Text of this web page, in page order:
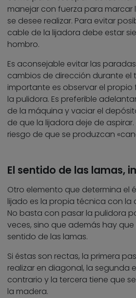
manejar con fuerza para
se desee realizar. Para evitar
cable de la lijadora debe estar
hombro.
Es aconsejable evitar las
cambios de dirección durante el
importante es observar el
la pulidora. Es preferible
de la máquina y vaciar el
de que la lijadora deje de
riesgo de que se produzcan
El sentido de las lamas,
Otro elemento que determina el
lijado es la propia técnica con la
No basta con pasar la pulidora
veces, sino que además hay
sentido de las lamas.
Si éstas son rectas, la primera
realizar en diagonal, la segunda
contrario y la tercera tiene que
la madera.